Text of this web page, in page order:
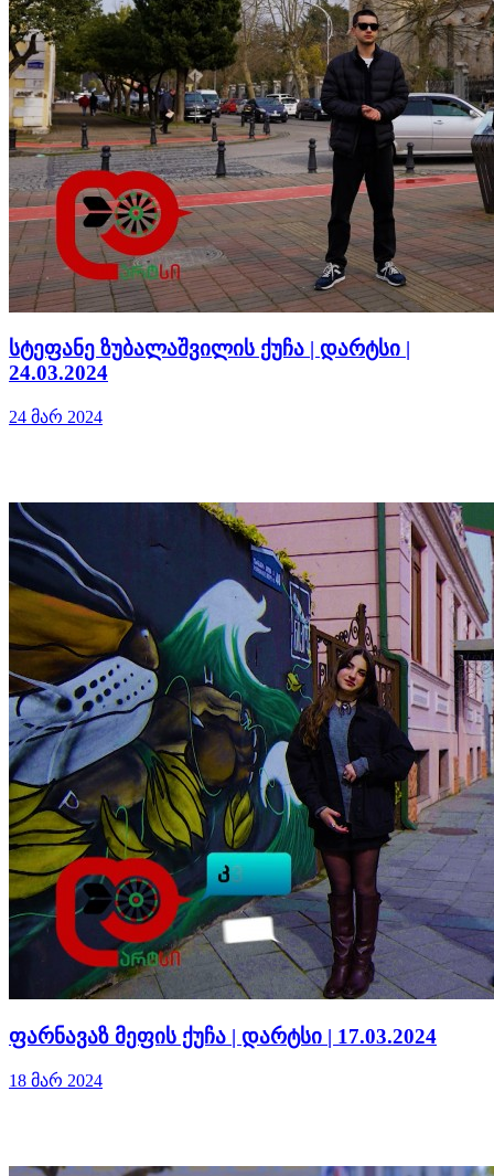
სტეფანე ზუბალაშვილის ქუჩა | დარტსი |
24.03.2024
24 მარ 2024
ფარნავაზ მეფის ქუჩა | დარტსი | 17.03.2024
18 მარ 2024